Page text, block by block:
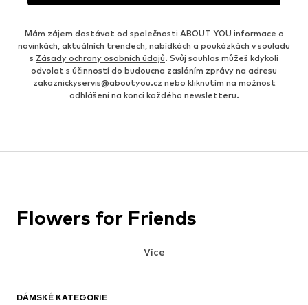
Mám zájem dostávat od společnosti ABOUT YOU informace o
novinkách, aktuálních trendech, nabídkách a poukázkách v souladu
s Zásady ochrany osobních údajů. Svůj souhlas můžeš kdykoli
odvolat s účinností do budoucna zasláním zprávy na adresu
zakaznickyservis@aboutyou.cz nebo kliknutím na možnost
odhlášení na konci každého newsletteru.
DÁMSKÉ KATEGORIE
Flowers for Friends
Více